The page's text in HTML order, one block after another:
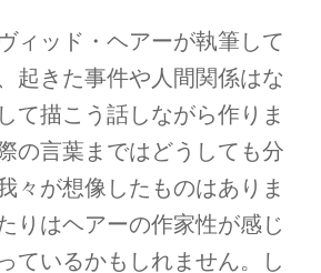
ィッド・ヘアーが執筆して
起きた事件や人間関係はな
て描こう話しながら作りま
の言葉まではどうしても分
々が想像したものはありま
りはヘアーの作家性が感じ
ているかもしれません。し